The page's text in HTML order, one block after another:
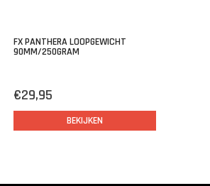
FX PANTHERA LOOPGEWICHT
90MM/250GRAM
€29,95
BEKIJKEN